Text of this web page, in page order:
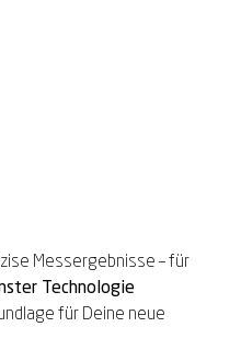
Messergebnisse – für
Technologie
für Deine neue